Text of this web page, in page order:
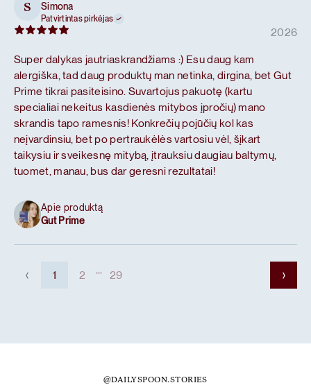
S Simona
Patvirtintas pirkėjas
2026
Super dalykas jautriaskrandžiams :) Esu daug kam
alergiška, tad daug produktų man netinka, dirgina, bet Gut
Prime tikrai pasiteisino. Suvartojus pakuotę (kartu
specialiai nekeitus kasdienės mitybos įpročių) mano
skrandis tapo ramesnis! Konkrečių pojūčių kol kas
neįvardinsiu, bet po pertraukėlės vartosiu vėl, šįkart
taikysiu ir sveikesnę mitybą, įtrauksiu daugiau baltymų,
tuomet, manau, bus dar geresni rezultatai!
Apie produktą
Gut Prime
1 2 ... 29
@DAILYSPOON.STORIES